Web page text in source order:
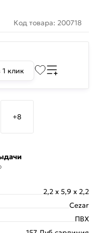
Код товара: 200718
1 клик
+8
2,2 x 5,9 x 2,2
Cezar
ПВХ